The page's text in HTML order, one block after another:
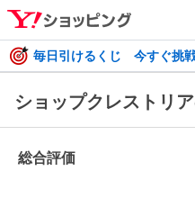
毎日引けるくじ 今すぐ挑
ショップクレストリ
総合評価